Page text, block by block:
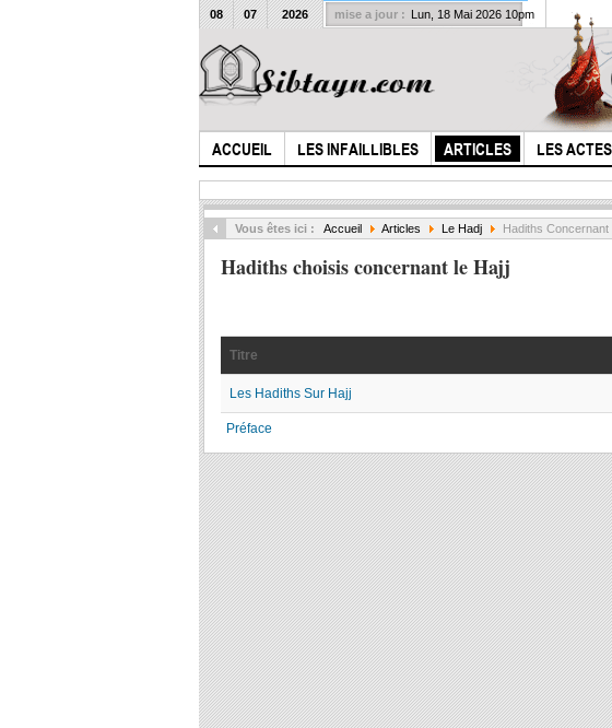
ACCUEIL LES INFAILLIBLES ARTICLES LES
08 07 2026 mise a jour : Lun, 18 Mai 2026 10pm
Vous êtes ici : Accueil Articles Le Hadj Hadiths Concernant
Hadiths choisis concernant le Hajj
Titre
Les Hadiths Sur Hajj
Préface